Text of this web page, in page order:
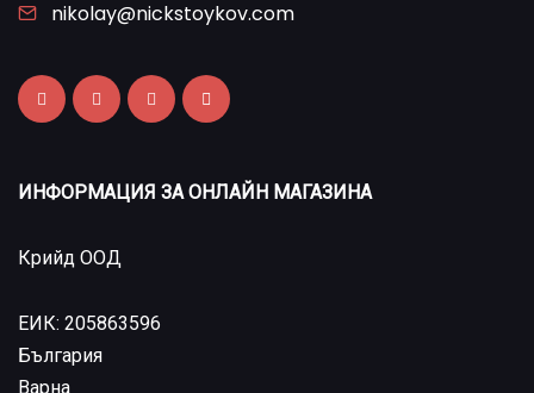
nikolay@nickstoykov.com
ИНФОРМАЦИЯ ЗА ОНЛАЙН МАГАЗИНА
Крийд ООД
ЕИК: 205863596
България
Варна